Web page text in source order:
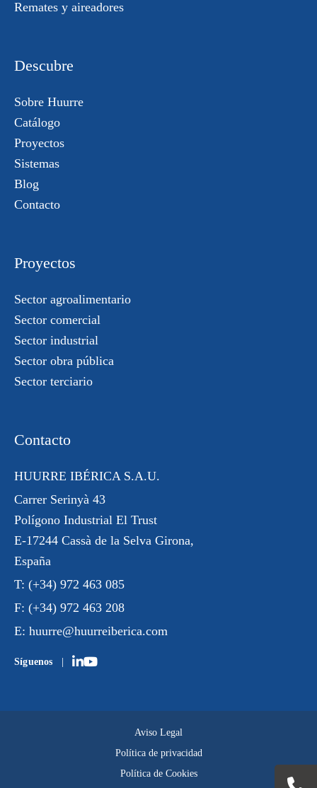
Remates y aireadores
Descubre
Sobre Huurre
Catálogo
Proyectos
Sistemas
Blog
Contacto
Proyectos
Sector agroalimentario
Sector comercial
Sector industrial
Sector obra pública
Sector terciario
Contacto
HUURRE IBÉRICA S.A.U.
Carrer Serinyà 43
Polígono Industrial El Trust
E-17244 Cassà de la Selva Girona,
España
T: (+34) 972 463 085
F: (+34) 972 463 208
E: huurre@huurreiberica.com
Síguenos
Aviso Legal
Política de privacidad
Política de Cookies